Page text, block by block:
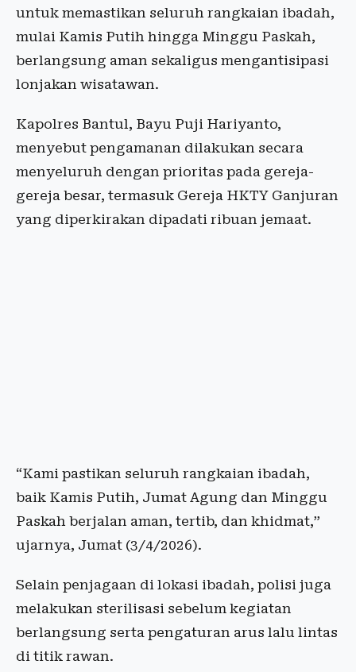
untuk memastikan seluruh rangkaian ibadah,
mulai Kamis Putih hingga Minggu Paskah,
berlangsung aman sekaligus mengantisipasi
lonjakan wisatawan.
Kapolres Bantul, Bayu Puji Hariyanto,
menyebut pengamanan dilakukan secara
menyeluruh dengan prioritas pada gereja-
gereja besar, termasuk Gereja HKTY Ganjuran
yang diperkirakan dipadati ribuan jemaat.
“Kami pastikan seluruh rangkaian ibadah,
baik Kamis Putih, Jumat Agung dan Minggu
Paskah berjalan aman, tertib, dan khidmat,”
ujarnya, Jumat (3/4/2026).
Selain penjagaan di lokasi ibadah, polisi juga
melakukan sterilisasi sebelum kegiatan
berlangsung serta pengaturan arus lalu lintas
di titik rawan.